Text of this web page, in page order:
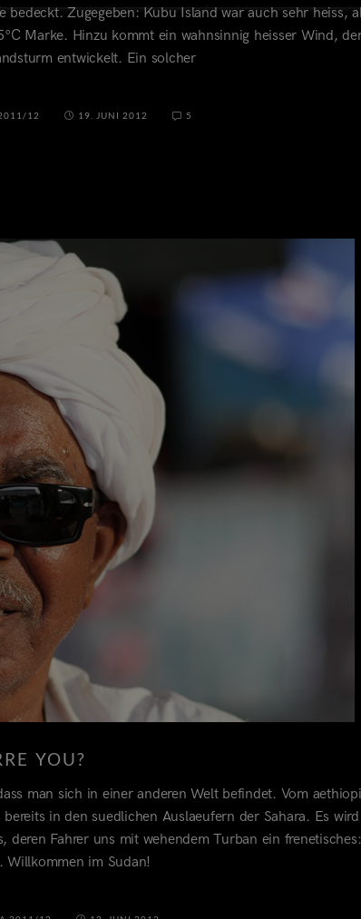
Zugegeben: Kubu Island war auch sehr heiss,
Marke. Hinzu kommt ein wahnsinnig heisser Wind,
entwickelt. Ein solcher
12 19. JUNI 2012 5
YOU?
man sich in einer anderen Welt befindet. Vom
in den suedlichen Auslaeufern der Sahara. Es
Fahrer uns mit wehendem Turban ein
Willkommen im Sudan!